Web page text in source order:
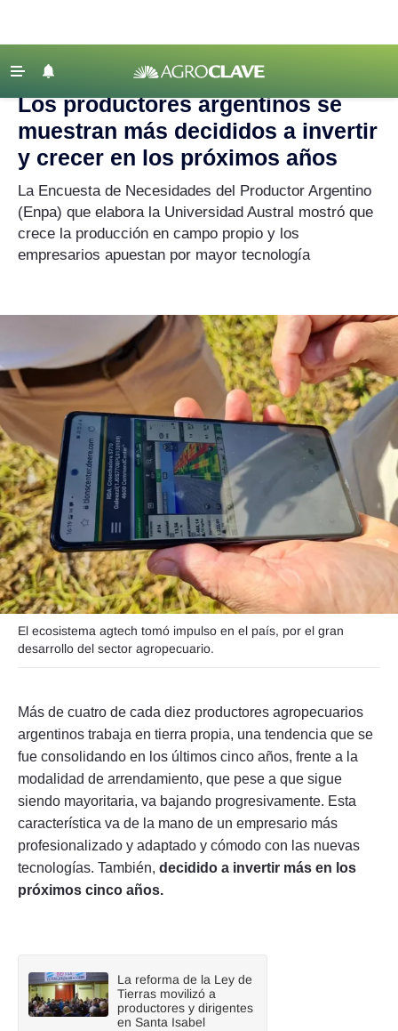
Agricultura
Ganadería
Lechería
Tecnología
Maquinaria agrícola
Agronegocios
Mercados
Seguinos
‹ VOLVER
Agroclave productores
Los productores argentinos se
muestran más decididos a invertir
y crecer en los próximos años
La Encuesta de Necesidades del Productor Argentino
(Enpa) que elabora la Universidad Austral mostró que
crece la producción en campo propio y los
empresarios apuestan por mayor tecnología
El ecosistema agtech tomó impulso en el país, por el gran
desarrollo del sector agropecuario.
Más de cuatro de cada diez productores agropecuarios
argentinos trabaja en tierra propia, una tendencia que se
fue consolidando en los últimos cinco años, frente a la
modalidad de arrendamiento, que pese a que sigue
siendo mayoritaria, va bajando progresivamente. Esta
característica va de la mano de un empresario más
profesionalizado y adaptado y cómodo con las nuevas
tecnologías. También, decidido a invertir más en los
próximos cinco años.
La reforma de la Ley de
Tierras movilizó a
productores y dirigentes
en Santa Isabel